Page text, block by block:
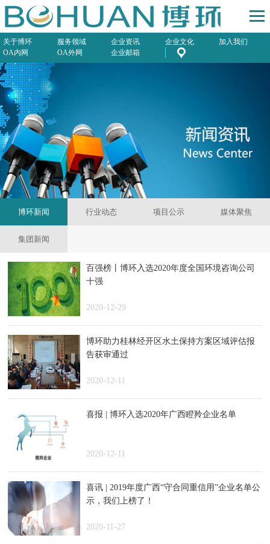
关于博环 服务领域 企业资讯 企业文化
加入我们
OA内网
OA外网 企业邮箱
博环新闻 行业动态 项目公示 媒体聚焦
集团新闻
百强榜丨博环入选2020年度全国环境咨询公司
十强
2020-12-29
博环助力桂林经开区水土保持方案区域评估报
告获审通过
2020-12-11
喜报 | 博环入选2020年广西瞪羚企业名单
2020-12-11
喜讯 | 2019年度广西“守合同重信用”企业名单公
示，我们上榜了！
2020-11-27